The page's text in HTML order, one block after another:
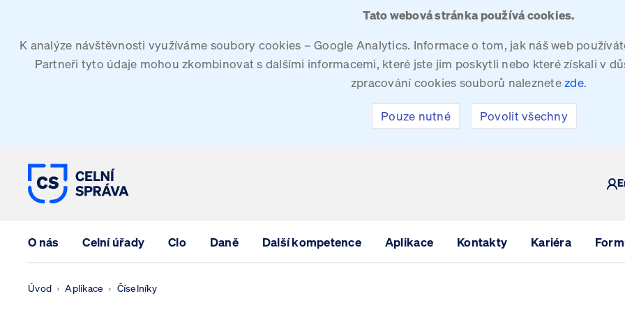
Tato webová stránka používá cookies.
K analýze návštěvnosti využíváme soubory cookies – Google Analytics. Informace o tom, jak náš web
Partneři tyto údaje mohou zkombinovat s dalšími informacemi, které jste jim poskytli nebo které získali v
zpracování cookies souborů naleznetezde.
Pouze nutné Povolit všechny
O nás Celní úřady Clo Daně Další kompetence Aplikace Kontakty Kariéra
Úvod Aplikace Číselníky